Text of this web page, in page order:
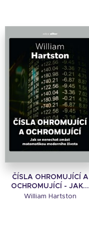
ČÍSLA OHROMUJÍCÍ A
OCHROMUJÍCÍ - JAK...
William Hartston